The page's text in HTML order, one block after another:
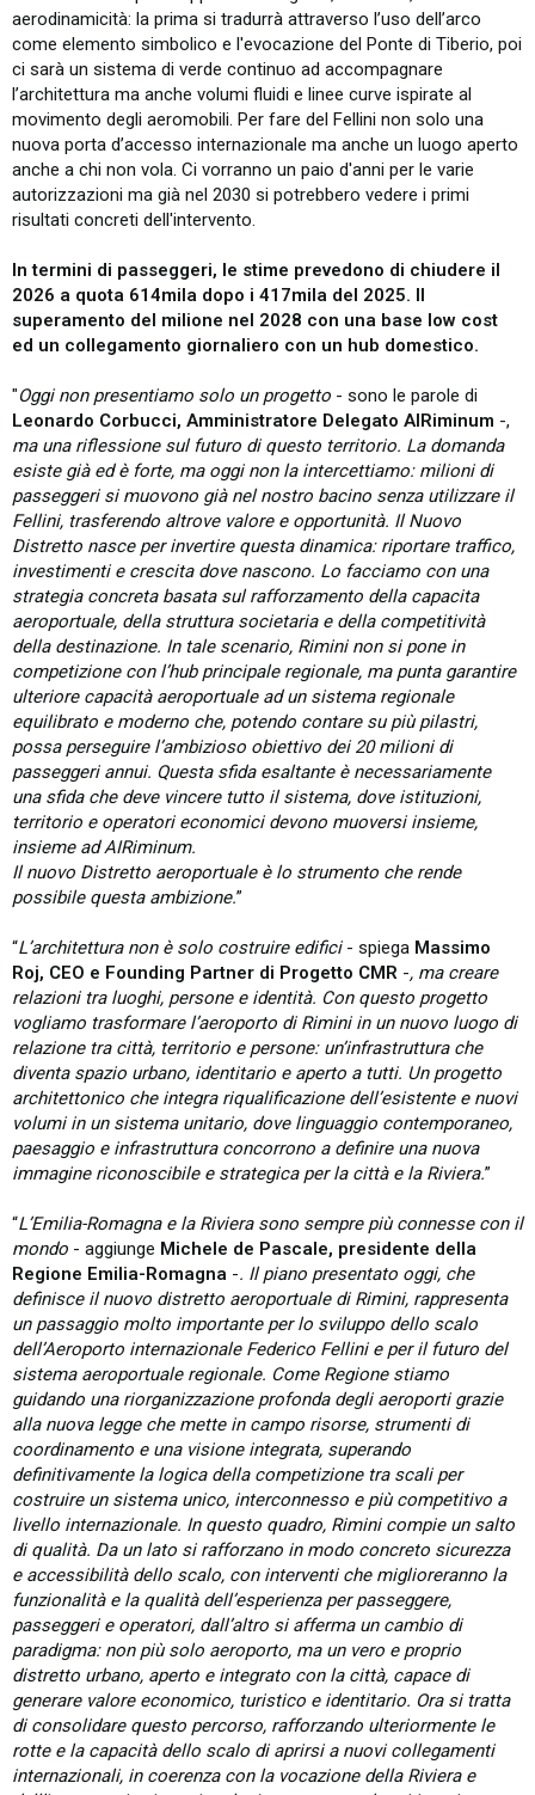
aerodinamicità: la prima si tradurrà attraverso l’uso dell’arco
come elemento simbolico e l'evocazione del Ponte di Tiberio, poi
ci sarà un sistema di verde continuo ad accompagnare
l’architettura ma anche volumi fluidi e linee curve ispirate al
movimento degli aeromobili. Per fare del Fellini non solo una
nuova porta d’accesso internazionale ma anche un luogo aperto
anche a chi non vola. Ci vorranno un paio d'anni per le varie
autorizzazioni ma già nel 2030 si potrebbero vedere i primi
risultati concreti dell'intervento.
In termini di passeggeri, le stime prevedono di chiudere il
2026 a quota 614mila dopo i 417mila del 2025. Il
superamento del milione nel 2028 con una base low cost
ed un collegamento giornaliero con un hub domestico.
"Oggi non presentiamo solo un progetto - sono le parole di
Leonardo Corbucci, Amministratore Delegato AIRiminum -,
ma una riflessione sul futuro di questo territorio. La domanda
esiste già ed è forte, ma oggi non la intercettiamo: milioni di
passeggeri si muovono già nel nostro bacino senza utilizzare il
Fellini, trasferendo altrove valore e opportunità. Il Nuovo
Distretto nasce per invertire questa dinamica: riportare traffico,
investimenti e crescita dove nascono. Lo facciamo con una
strategia concreta basata sul rafforzamento della capacita
aeroportuale, della struttura societaria e della competitività
della destinazione. In tale scenario, Rimini non si pone in
competizione con l’hub principale regionale, ma punta garantire
ulteriore capacità aeroportuale ad un sistema regionale
equilibrato e moderno che, potendo contare su più pilastri,
possa perseguire l’ambizioso obiettivo dei 20 milioni di
passeggeri annui. Questa sfida esaltante è necessariamente
una sfida che deve vincere tutto il sistema, dove istituzioni,
territorio e operatori economici devono muoversi insieme,
insieme ad AIRiminum.
Il nuovo Distretto aeroportuale è lo strumento che rende
possibile questa ambizione.”
“L’architettura non è solo costruire edifici- spiega Massimo
Roj, CEO e Founding Partner di Progetto CMR -, ma creare
relazioni tra luoghi, persone e identità. Con questo progetto
vogliamo trasformare l’aeroporto di Rimini in un nuovo luogo di
relazione tra città, territorio e persone: un’infrastruttura che
diventa spazio urbano, identitario e aperto a tutti. Un progetto
architettonico che integra riqualificazione dell’esistente e nuovi
volumi in un sistema unitario, dove linguaggio contemporaneo,
paesaggio e infrastruttura concorrono a definire una nuova
immagine riconoscibile e strategica per la città e la Riviera.”
“L’Emilia-Romagna e la Riviera sono sempre più connesse con il
mondo - aggiunge Michele de Pascale, presidente della
Regione Emilia-Romagna -. Il piano presentato oggi, che
definisce il nuovo distretto aeroportuale di Rimini, rappresenta
un passaggio molto importante per lo sviluppo dello scalo
dell’Aeroporto internazionale Federico Fellini e per il futuro del
sistema aeroportuale regionale. Come Regione stiamo
guidando una riorganizzazione profonda degli aeroporti grazie
alla nuova legge che mette in campo risorse, strumenti di
coordinamento e una visione integrata, superando
definitivamente la logica della competizione tra scali per
costruire un sistema unico, interconnesso e più competitivo a
livello internazionale. In questo quadro, Rimini compie un salto
di qualità. Da un lato si rafforzano in modo concreto sicurezza
e accessibilità dello scalo, con interventi che miglioreranno la
funzionalità e la qualità dell’esperienza per passeggere,
passeggeri e operatori, dall’altro si afferma un cambio di
paradigma: non più solo aeroporto, ma un vero e proprio
distretto urbano, aperto e integrato con la città, capace di
generare valore economico, turistico e identitario. Ora si tratta
di consolidare questo percorso, rafforzando ulteriormente le
rotte e la capacità dello scalo di aprirsi a nuovi collegamenti
internazionali, in coerenza con la vocazione della Riviera e